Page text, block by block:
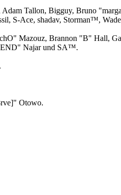
Tallon, Bigguy, Bruno
S-Ace, shadav, Storman™,
Mazouz, Brannon "B" Hall,
Najar und SA™.
Otowo.